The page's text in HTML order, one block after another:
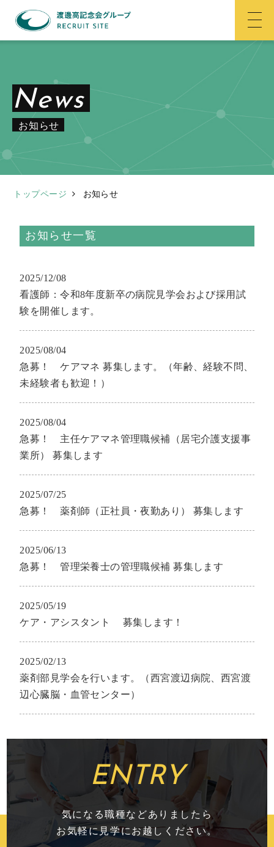
News
お知らせ
トップページ お知らせ
お知らせ一覧
2025/12/08
看護師：令和8年度新卒の病院見学会および採用試
験を開催します。
2025/08/04
急募！ ケアマネ 募集します。（年齢、経験不問、
未経験者も歓迎！）
2025/08/04
急募！ 主任ケアマネ管理職候補（居宅介護支援事
業所） 募集します
2025/07/25
急募！ 薬剤師（正社員・夜勤あり） 募集します
2025/06/13
急募！ 管理栄養士の管理職候補 募集します
2025/05/19
ケア・アシスタント 募集します！
2025/02/13
薬剤部見学会を行います。（西宮渡辺病院、西宮渡
辺心臓脳・血管センター）
ENTRY
気になる職種などありましたら
お気軽に見学にお越しください。